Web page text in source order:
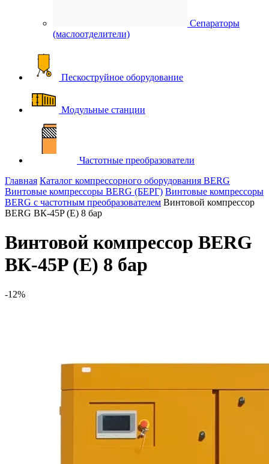
Сепараторы
(маслоотделители)
Пескоструйное оборудование
Модульные станции
Частотные преобразователи
Главная Каталог компрессорного оборудования BERG
Винтовые компрессоры BERG (БЕРГ) Винтовые компрессоры
BERG с частотным преобразователем Винтовой компрессор
BERG ВК-45P (E) 8 бар
Винтовой компрессор BERG
ВК-45P (E) 8 бар
-12%